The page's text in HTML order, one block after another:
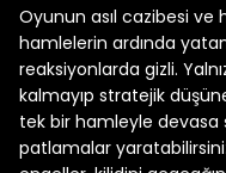
Oyunun asıl cazibesi ve
hamlelerin ardında
reaksiyonlarda gizli.
kalmayıp stratejik
tek bir hamleyle devasa
patlamalar